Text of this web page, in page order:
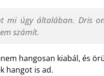
mi úgy általában. Dris
számít.
hangosan kiabál, és
hangot is ad.